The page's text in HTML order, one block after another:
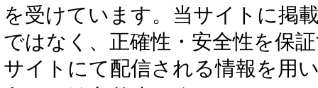
を受けています。当サイトに掲
ではなく、正確性・安全性を保
サイトにて配信される情報を用